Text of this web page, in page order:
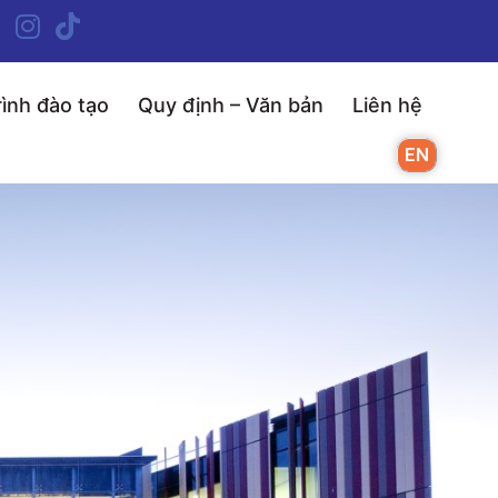
đào tạo Quy định – Văn bản Liên hệ
EN